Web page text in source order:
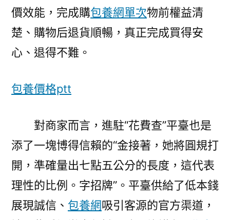
價效能，完成購包養網單次物前權益清
楚、購物后退貨順暢，真正完成買得安
心、退得不難。
包養價格ptt
對商家而言，進駐“花費查”平臺也是
添了一塊博得信賴的“金接著，她將圓規打
開，準確量出七點五公分的長度，這代表
理性的比例。字招牌”。平臺供給了低本錢
展現誠信、 包養網吸引客源的官方渠道，